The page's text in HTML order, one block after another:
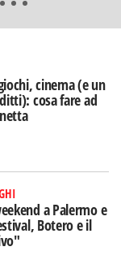
cinema (e un
cosa fare ad
a Palermo e
Botero e il